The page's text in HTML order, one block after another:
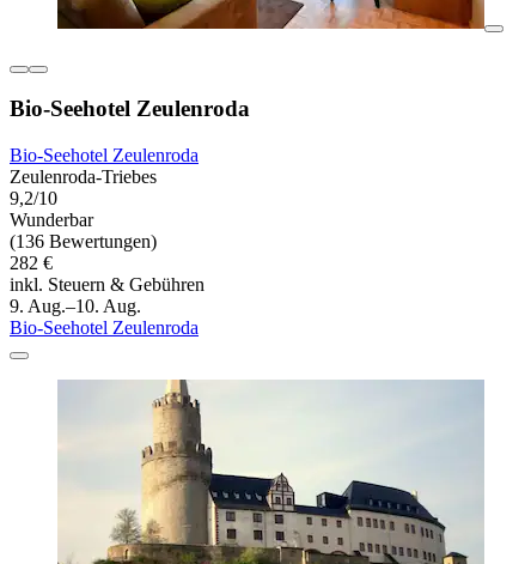
Bio-Seehotel Zeulenroda
Bio-Seehotel Zeulenroda
Zeulenroda-Triebes
9,2/10
Wunderbar
(136 Bewertungen)
282 €
inkl. Steuern & Gebühren
9. Aug.–10. Aug.
Bio-Seehotel Zeulenroda